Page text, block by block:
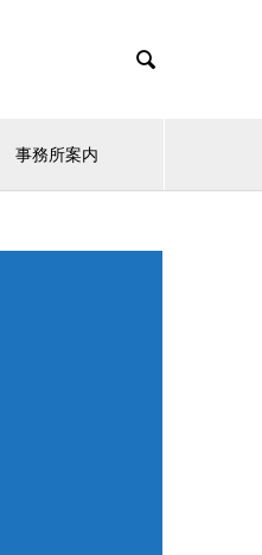

事務所案内